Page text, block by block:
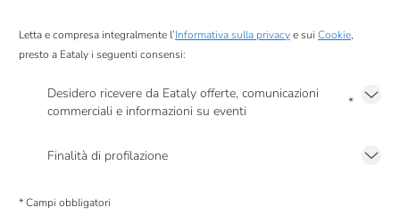
Letta e compresa integralmente l’Informativa sulla privacye sui Cookie,
presto a Eataly i seguenti consensi:
Desidero ricevere da Eataly offerte, comunicazioni
commerciali e informazioni su eventi
*
Finalità di profilazione
comunicazioni commerciali personalizzate, in caso di consenso prestato ai
* Campi obbligatori